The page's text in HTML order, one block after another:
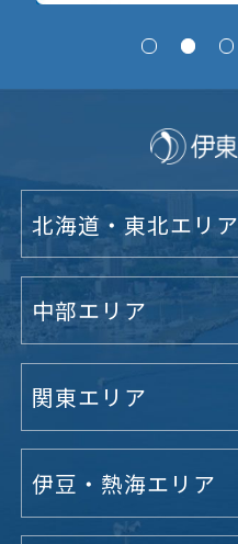
北海道・東北エリア
中部エリア
関東エリア
伊豆・熱海エリア